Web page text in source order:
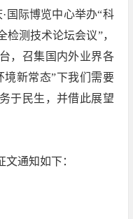
国际博览中心举办“科
测技术论坛会议”，
，召集国内外业界各
境新常态”下我们需要
于民生，并借此展望
通知如下：